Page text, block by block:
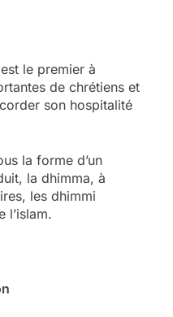
le premier à
de chrétiens et
son hospitalité
la forme d’un
la dhimma, à
les dhimmi
l’islam.